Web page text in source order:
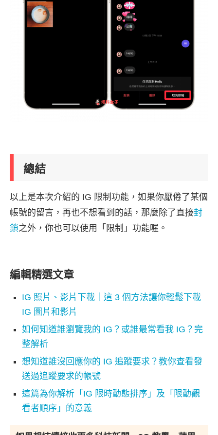
總結
以上是本次介紹的 IG 限制功能，如果你厭倦了某個
帳號的留言，再也不想看到的話，那麼除了直接封
鎖之外，你也可以使用「限制」功能喔。
編輯精選文章
IG 照片、影片下載｜這 3 個方法讓你輕鬆下載
IG 圖片和影片
如何知道誰瀏覽我的 IG？或誰最常看我 IG？完
整解析
想知道誰沒回應你的 IG 追蹤要求？教你查看發
送過追蹤要求的帳號
這篇為你解析「IG 限時動態排序」及「限動觀
看者順序」的意義